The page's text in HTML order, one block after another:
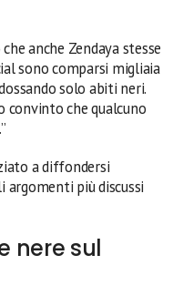
anche Zendaya stesse
sono comparsi migliaia
solo abiti neri.
convinto che qualcuno
a diffondersi
argomenti più discussi
nere sul